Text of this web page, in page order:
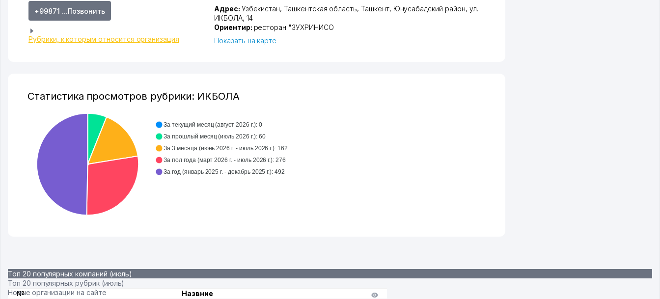
+99871 ...Позвонить
Рубрики, к которым относится организация
Адрес: Узбекистан,Ташкентская область,Ташкент, Юнусабадский район, ул.
ИКБОЛА, 14
Ориентир: ресторан "ЗУХРИНИСО
Показать на карте
Статистика просмотров рубрики: ИКБОЛА
За текущий месяц (август 2026 г.): 0
За прошлый месяц (июль 2026 г.): 60
За 3 месяца (июнь 2026 г. - июль 2026 г.): 162
За пол года (март 2026 г. - июль 2026 г.): 276
За год (январь 2025 г. - декабрь 2025 г.): 492
Топ 20 популярных компаний (июль)
Топ 20 популярных рубрик (июль)
Новые организации на сайте
№ Назвние